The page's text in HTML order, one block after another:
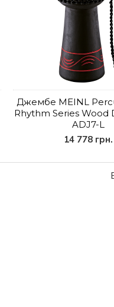
Джембе MEINL
Rhythm Series Wood
ADJ7-L
14 778 грн.